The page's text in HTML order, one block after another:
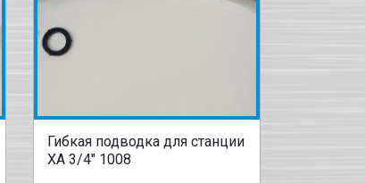
Гибкая подводка для станции
XA 3/4" 1008